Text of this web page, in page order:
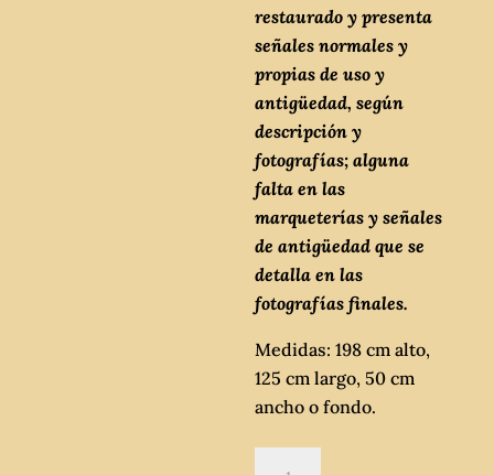
restaurado y presenta
señales normales y
propias de uso y
antigüedad, según
descripción y
fotografías; alguna
falta en las
marqueterías y señales
de antigüedad que se
detalla en las
fotografías finales.
Medidas: 198 cm alto,
125 cm largo, 50 cm
ancho o fondo.